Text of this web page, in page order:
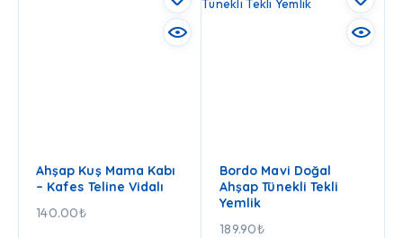
Ahşap Kuş Mama Kabı
– Kafes Teline Vidalı
140.00₺
Bordo Mavi Doğal
Ahşap Tünekli Tekli
Yemlik
189.90₺